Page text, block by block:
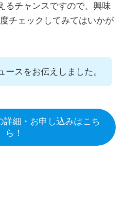
るチャンスですので、興味
チェックしてみてはいかが
ースをお伝えしました。
細・お申し込みはこち
ら！